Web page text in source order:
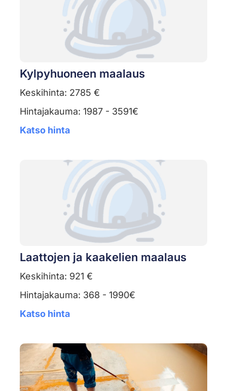
Kylpyhuoneen maalaus
Keskihinta: 2785 €
Hintajakauma: 1987 - 3591€
Katso hinta
Laattojen ja kaakelien maalaus
Keskihinta: 921 €
Hintajakauma: 368 - 1990€
Katso hinta